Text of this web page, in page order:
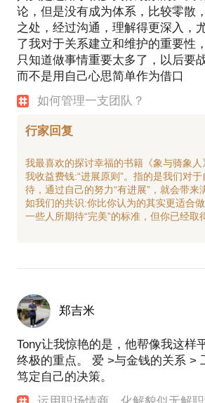
论，但是没有成为体系，比较零散
之处，经过沟通，理解得更深入，
了我对于关系建立和维护的重要性
只知道做事情重要太多了，以后要
而不是用自己心思简单作为借口
如何管理一支团队？
行家回复
我最喜欢的探讨幸福的书籍《象与骑象
我收益费钱:“进展原则”。指的是我们对
待，通过自己的努力“有进展”，就会带来
如我们的共识:你比你认为的其实更适合
一些人所期待“完美”的标准，但你已经取
郑吉米
Tony让我惊艳的是，他帮像我这样
终极的重点。 爱 >与金钱的关系 >
笃定自己的决策。